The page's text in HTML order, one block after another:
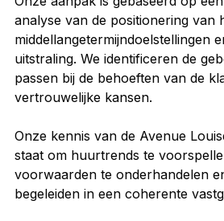
analyse van de positionering van
middellangetermijndoelstellingen
uitstraling. We identificeren de
passen bij de behoeften van de
vertrouwelijke kansen.
Onze kennis van de Avenue
staat om huurtrends te
voorwaarden te onderhandelen
begeleiden in een coherente